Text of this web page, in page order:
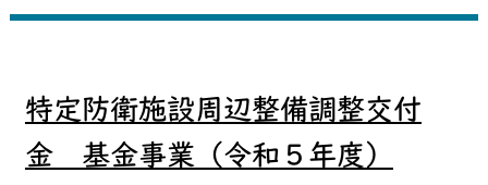
特定防衛施設周辺整備調整交付
金 基金事業（令和５年度）